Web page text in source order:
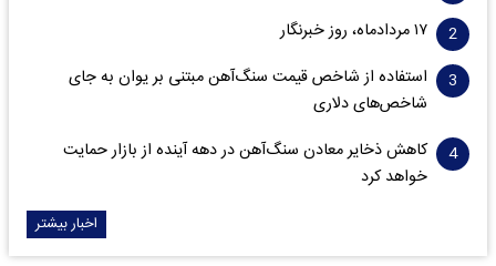
۱۷ مردادماه، روز خبرنگار
استفاده از شاخص قیمت سنگ‌آهن مبتنی بر یوان به جای
شاخص‌های دلاری
کاهش ذخایر معادن سنگ‌آهن در دهه آینده از بازار حمایت
خواهد کرد
اخبار بیشتر